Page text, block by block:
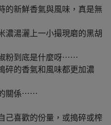
的新鮮香氣與風味，真是無
濃湯灑上一小撮現磨的黑胡
粉到底是什麼呀⋯⋯
碎的香氣和風味都更加濃
的關係⋯⋯
己喜歡的份量，或搗碎或榨